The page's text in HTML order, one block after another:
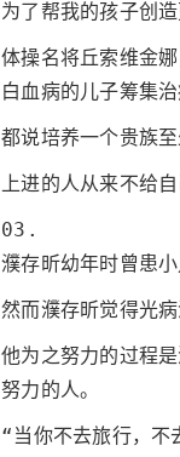
为了帮我的孩子创
体操名将丘索维金
白血病的儿子筹集治
都说培养一个贵族
上进的人从来不给
03.
濮存昕幼年时曾患
然而濮存昕觉得光
他为之努力的过程
努力的人。
“当你不去旅行，不